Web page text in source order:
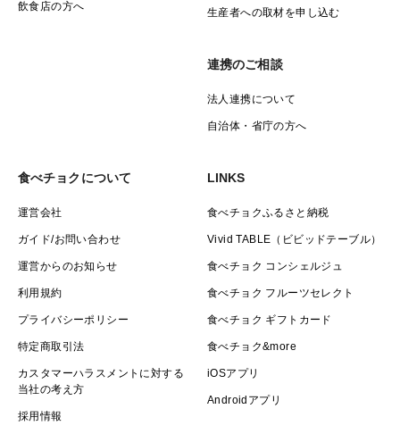
飲食店の方へ 生産者への取材を申し込む
連携のご相談
法人連携について
自治体・省庁の方へ
食べチョクについて
運営会社
ガイド/お問い合わせ
運営からのお知らせ
利用規約
プライバシーポリシー
特定商取引法
カスタマーハラスメントに対する
当社の考え方
採用情報
LINKS
食べチョクふるさと納税
Vivid TABLE（ビビッドテーブル）
食べチョク コンシェルジュ
食べチョク フルーツセレクト
食べチョク ギフトカード
食べチョク&more
iOSアプリ
Androidアプリ